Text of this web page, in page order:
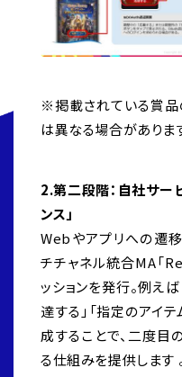
※掲載されている賞品
は異なる場合がありま
2.第二段階：自社サー
ンス」
Webやアプリへの遷
チチャネル統合MA「
ッションを発行。例え
達する」「指定のアイ
成することで、二度目
る仕組みを提供します